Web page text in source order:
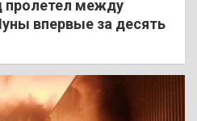
пролетел между
впервые за десять